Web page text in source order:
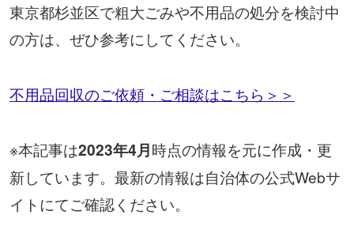
東京都杉並区で粗大ごみや不用品の処分を検討中
の方は、ぜひ参考にしてください。
不用品回収のご依頼・ご相談はこちら＞＞
※本記事は2023年4月時点の情報を元に作成・更
新しています。最新の情報は自治体の公式Webサ
イトにてご確認ください。